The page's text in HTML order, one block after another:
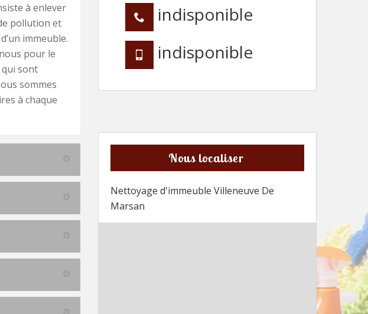
à enlever
pollution et
immeuble.
pour le
sont
sommes
à chaque
indisponible
indisponible
Nous localiser
Nettoyage d'immeuble Villeneuve De
Marsan